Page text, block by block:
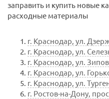
заправить и купить новые
расходные материалы
г. Краснодар, ул.
г. Краснодар, ул.
г. Краснодар, ул.
г. Краснодар, ул.
г. Краснодар, ул.
г. Ростов-на-Дону,